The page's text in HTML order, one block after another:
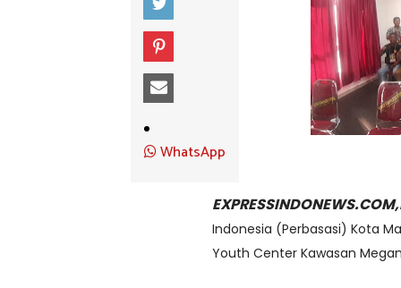
WhatsApp
Indonesia (Perbasasi) Kota
Youth Center Kawasan